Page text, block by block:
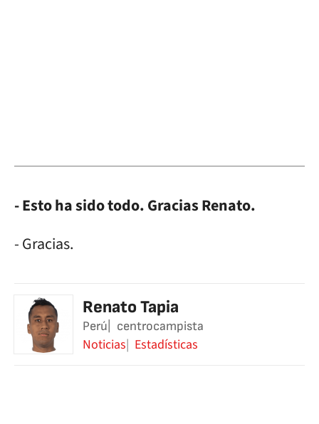
- Esto ha sido todo. Gracias Renato.
- Gracias.
Renato Tapia
Perú centrocampista
Noticias Estadísticas